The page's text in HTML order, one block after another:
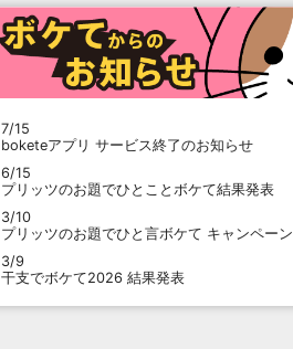
7/15
boketeアプリ サービス終了のお知らせ
6/15
プリッツのお題でひとことボケて結果発表
3/10
プリッツのお題でひと言ボケて キャンペーン
3/9
干支でボケて2026 結果発表